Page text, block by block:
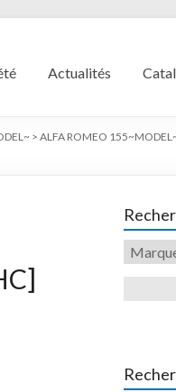
Actualités
> ALFA ROMEO